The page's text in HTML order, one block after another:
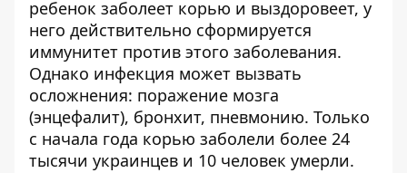
ребенок заболеет корью и выздоровеет, у
него действительно сформируется
иммунитет против этого заболевания.
Однако инфекция может вызвать
осложнения: поражение мозга
(энцефалит), бронхит, пневмонию. Только
с начала года корью заболели более 24
тысячи украинцев и 10 человек умерли.